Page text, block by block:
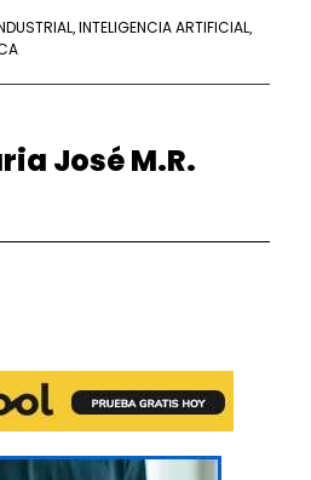
,INTELIGENCIA ARTIFICIAL
José M.R.